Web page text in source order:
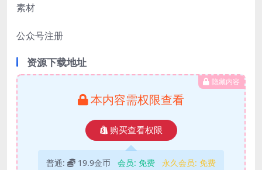
素材
公众号注册
资源下载地址
隐藏内容
本内容需权限查看
购买查看权限
普通: 19.9金币 会员: 免费 永久会员: 免费